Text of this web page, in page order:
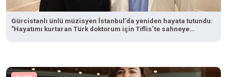
Gürcistanlı ünlü müzisyen İstanbul’da yeniden hayata tutundu:
"Hayatımı kurtaran Türk doktorum için Tiflis’te sahneye